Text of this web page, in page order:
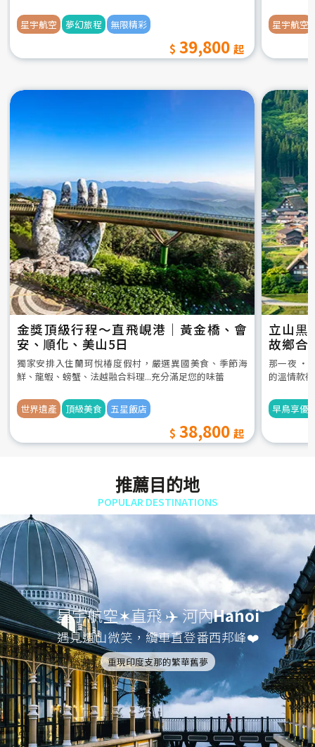
星宇航空 夢幻旅程 無限精彩
39,800
星宇航空
金獎頂級行程～直飛峴港｜黃金橋、會
安、順化、美山5日
獨家安排入住蘭珂悅椿度假村，嚴選異國美食、季節海
鮮、龍蝦、螃蟹、法越融合料理...充分滿足您的味蕾
世界遺產 頂級美食 五星飯店
38,800
立山黒
故鄉合
5日
那一夜 ‧
的溫情款
早鳥享優
推薦目的地
POPULAR DESTINATIONS
星宇航空✶直飛 ✈️ 河內Hanoi
遇見遠山微笑，纜車直登番西邦峰❤️
重現印度支那的繁華舊夢